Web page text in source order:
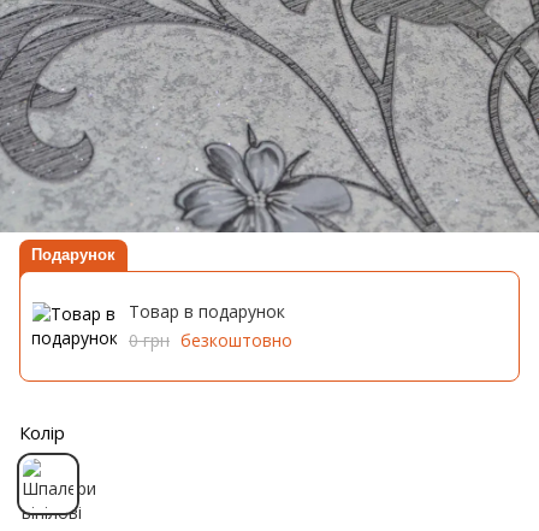
Подарунок
Товар в подарунок
0 грн безкоштовно
Колір